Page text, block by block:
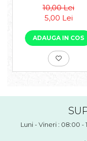
10,00 Lei
5,00 Lei
ADAUGA IN COS
Luni - Vineri : 08:00 -